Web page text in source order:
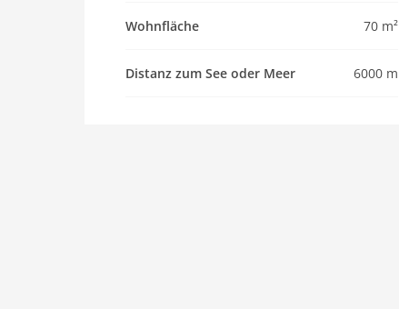
Spülmaschine
Backofen/Herd
Wohnfläche 70 m²
Distanz zum See oder Meer 6000 m